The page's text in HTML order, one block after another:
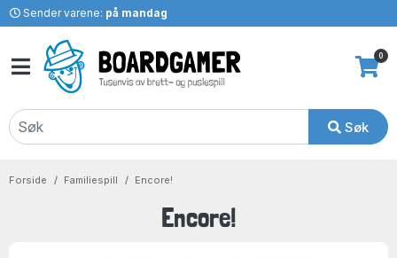
Sender varene: på mandag
Søk
0
Forside Familiespill Encore!
Encore!